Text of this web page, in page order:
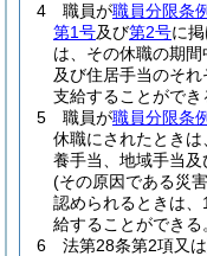
4
職員が職員分限条例
第1号及び第2号に
は、その休職の期
及び住居手当のそ
支給することができ
5
職員が職員分限条
休職にされたとき
養手当、地域手当
(その原因である災
認められるときは
給することができる
6
法第28条第2項又は